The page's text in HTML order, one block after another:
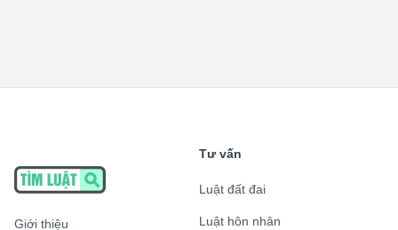
Giới thiệu
Tư vấn
Luật đất đai
Luật hôn nhân